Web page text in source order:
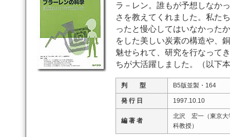
ラ－レン。誰もが予想しなか
さを教えてくれました。私た
ったと慢心してはいなかった
をした美しい炭素の構造や、
魅せられて、研究を行なって
ちが大活躍しました。（以下
判 型 B5版並製・164
発 行 日 1997.10.10
編 著 者
北沢 宏一（東京大
科教授）